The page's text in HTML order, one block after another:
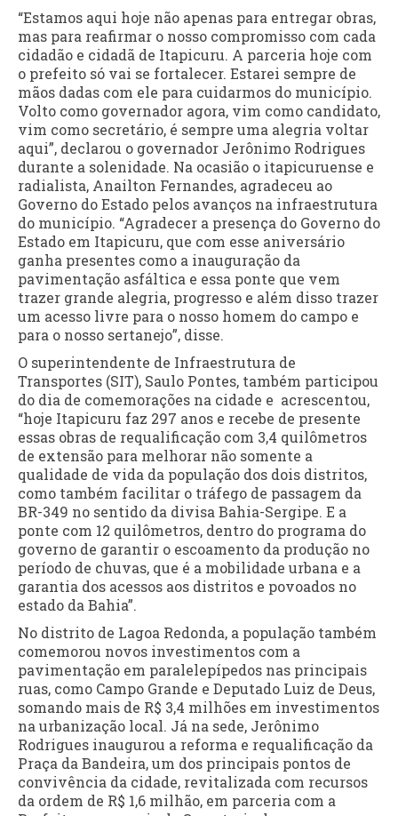
“Estamos aqui hoje não apenas para entregar obras,
mas para reafirmar o nosso compromisso com cada
cidadão e cidadã de Itapicuru. A parceria hoje com
o prefeito só vai se fortalecer. Estarei sempre de
mãos dadas com ele para cuidarmos do município.
Volto como governador agora, vim como candidato,
vim como secretário, é sempre uma alegria voltar
aqui”, declarou o governador Jerônimo Rodrigues
durante a solenidade. Na ocasião o itapicuruense e
radialista, Anailton Fernandes, agradeceu ao
Governo do Estado pelos avanços na infraestrutura
do município. “Agradecer a presença do Governo do
Estado em Itapicuru, que com esse aniversário
ganha presentes como a inauguração da
pavimentação asfáltica e essa ponte que vem
trazer grande alegria, progresso e além disso trazer
um acesso livre para o nosso homem do campo e
para o nosso sertanejo”, disse.
O superintendente de Infraestrutura de
Transportes (SIT), Saulo Pontes, também participou
do dia de comemorações na cidade e acrescentou,
“hoje Itapicuru faz 297 anos e recebe de presente
essas obras de requalificação com 3,4 quilômetros
de extensão para melhorar não somente a
qualidade de vida da população dos dois distritos,
como também facilitar o tráfego de passagem da
BR-349 no sentido da divisa Bahia-Sergipe. E a
ponte com 12 quilômetros, dentro do programa do
governo de garantir o escoamento da produção no
período de chuvas, que é a mobilidade urbana e a
garantia dos acessos aos distritos e povoados no
estado da Bahia”.
No distrito de Lagoa Redonda, a população também
comemorou novos investimentos com a
pavimentação em paralelepípedos nas principais
ruas, como Campo Grande e Deputado Luiz de Deus,
somando mais de R$ 3,4 milhões em investimentos
na urbanização local. Já na sede, Jerônimo
Rodrigues inaugurou a reforma e requalificação da
Praça da Bandeira, um dos principais pontos de
convivência da cidade, revitalizada com recursos
da ordem de R$ 1,6 milhão, em parceria com a